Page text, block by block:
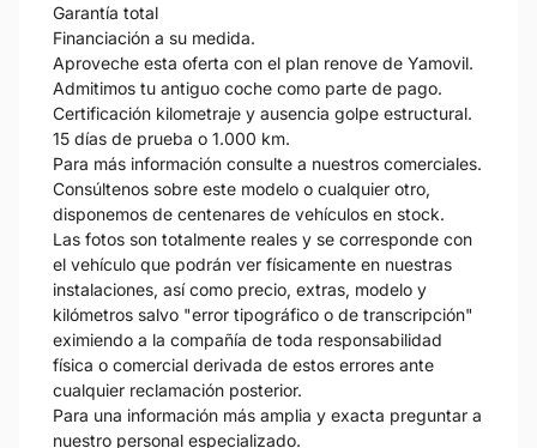
Garantía total
Financiación a su medida.
Aproveche esta oferta con el plan renove de Yamovil.
Admitimos tu antiguo coche como parte de pago.
Certificación kilometraje y ausencia golpe estructural.
15 días de prueba o 1.000 km.
Para más información consulte a nuestros comerciales.
Consúltenos sobre este modelo o cualquier otro,
disponemos de centenares de vehículos en stock.
Las fotos son totalmente reales y se corresponde con
el vehículo que podrán ver físicamente en nuestras
instalaciones, así como precio, extras, modelo y
kilómetros salvo "error tipográfico o de transcripción"
eximiendo a la compañía de toda responsabilidad
física o comercial derivada de estos errores ante
cualquier reclamación posterior.
Para una información más amplia y exacta preguntar a
nuestro personal especializado.